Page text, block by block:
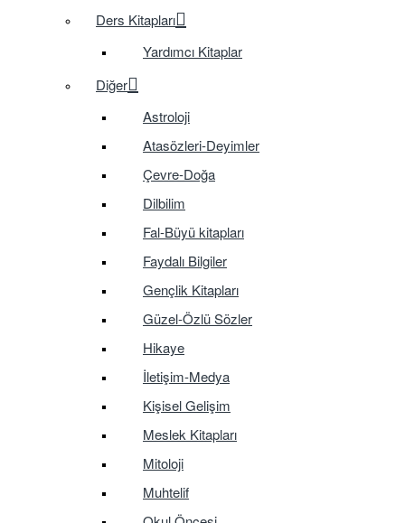
Ders Kitapları
Yardımcı Kitaplar
Diğer
Astroloji
Atasözleri-Deyimler
Çevre-Doğa
Dilbilim
Fal-Büyü kitapları
Faydalı Bilgiler
Gençlik Kitapları
Güzel-Özlü Sözler
Hikaye
İletişim-Medya
Kişisel Gelişim
Meslek Kitapları
Mitoloji
Muhtelif